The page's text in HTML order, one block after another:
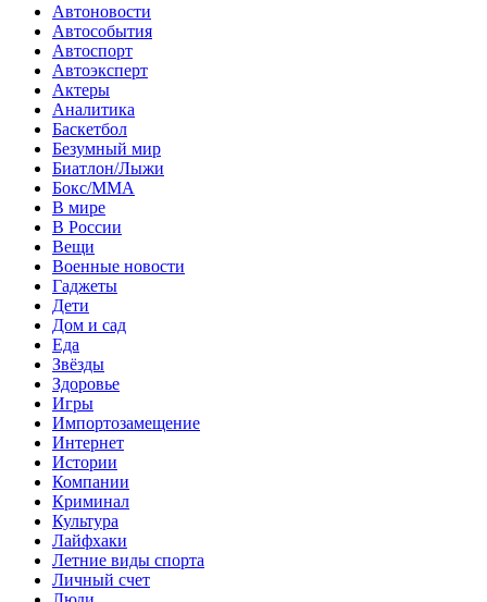
Автоновости
Автособытия
Автоспорт
Автоэксперт
Актеры
Аналитика
Баскетбол
Безумный мир
Биатлон/Лыжи
Бокс/MMA
В мире
В России
Вещи
Военные новости
Гаджеты
Дети
Дом и сад
Еда
Звёзды
Здоровье
Игры
Импортозамещение
Интернет
Истории
Компании
Криминал
Культура
Лайфхаки
Летние виды спорта
Личный счет